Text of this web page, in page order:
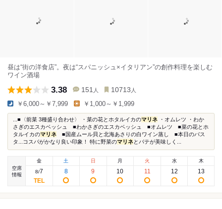
昼は“街の洋食店”。夜は“スパニッシュ×イタリアン”の創作料理を楽しむ
ワイン酒場
3.38 151 人 10713 人
￥6,000～￥7,999 ￥1,000～￥1,999
...■〈前菜 3種盛り合わせ〉 ・菜の花とホタルイカのマリネ ・オムレツ ・わか
さぎのエスカベッシュ ■わかさぎのエスカベッシュ ■オムレツ ■菜の花とホ
タルイカのマリネ ■国産ムール貝と北海あさりの白ワイン蒸し ■本日のパス
タ...コスパがかなり良い印象！ 特に野菜のマリネとパテが美味しく...
空席
情報
金
8/7
土
8
日
9
月
10
火
11
水
12
木
13